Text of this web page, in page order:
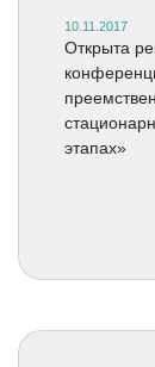
10.11.2017
Открыта
этапах»